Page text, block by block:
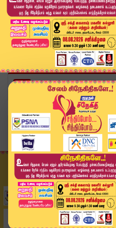
Home
வீடியோ ஸ்டோரி
SPEED NEWS TAMIL |